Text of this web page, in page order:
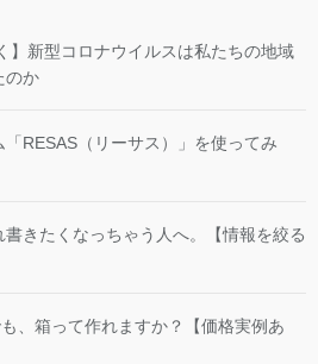
】新型コロナウイルスは私たちの地域
のか
RESAS（リーサス）」を使ってみ
きたくなっちゃう人へ。【情報を絞る
、箱って作れますか？【価格実例あ